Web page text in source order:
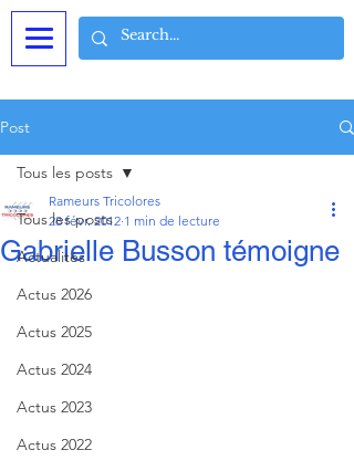
Post
Tous les posts
Actualités
Actus 2026
Actus 2025
Actus 2024
Actus 2023
Actus 2022
Tous les posts
Gabrielle Busson témoigne
Rameurs Tricolores
28 févr. 2012 1 min de lecture